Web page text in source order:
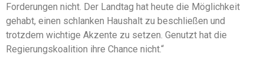
Forderungen nicht. Der Landtag hat heute die Möglichkeit
gehabt, einen schlanken Haushalt zu beschließen und
trotzdem wichtige Akzente zu setzen. Genutzt hat die
Regierungskoalition ihre Chance nicht.“